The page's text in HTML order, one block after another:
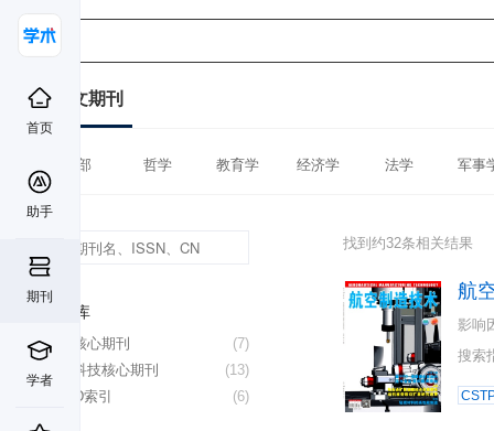
首页
助手
期刊
学者
中文期刊
全部 哲学 教育学 经济学 法学 军事
数据库
(7)
北大核心期刊
(13)
中国科技核心期刊
(6)
CSCD索引
找到约32条相关结果
航
影响
搜索